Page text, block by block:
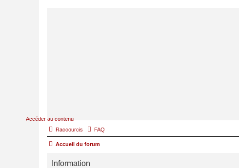
Accéder au contenu
Raccourcis FAQ
Accueil du forum
Information